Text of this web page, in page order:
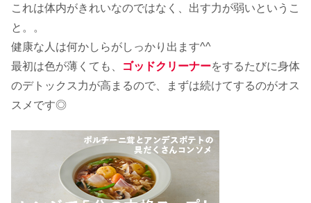
これは体内がきれいなのではなく、出す力が弱いというこ
と。。
健康な人は何かしらがしっかり出ます^^
最初は色が薄くても、
ゴッドクリーナーをするたびに身体
のデトックス力が高まるので、まずは続けてするのがオス
スメです◎